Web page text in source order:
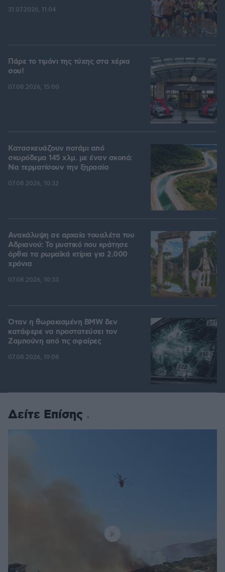
31.07.2026, 11:04
Πάρε το τιμόνι της τύχης στα χέρια
σου!
07.08.2026, 15:00
Κατασκευάζουν ποτάμι από
σκυρόδεμα 145 χλμ. με έναν σκοπό:
Να τερματίσουν την ξηρασία
07.08.2026, 10:32
Ανακάλυψη σε αρχαία τουαλέτα του
Αδριανού: Το μυστικό που κράτησε
όρθια τα ρωμαϊκά κτίρια για 2.000
χρόνια
07.08.2026, 10:33
Όταν η θωρακισμένη BMW δεν
κατάφερε να προστατεύσει τον
Ζαμπούνη από τις σφαίρες
07.08.2026, 19:08
Δείτε Επίσης